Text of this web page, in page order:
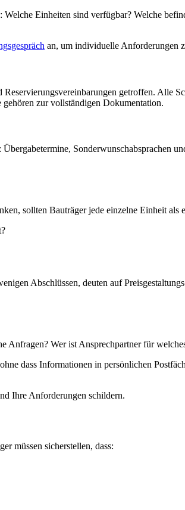
Einheiten sind verfügbar? Welche
an, um individuelle Anforderungen
getroffen. Alle
gehören zur vollständigen Dokumentation.
Sonderwunschabsprachen
sollten Bauträger jede einzelne Einheit als
Abschlüssen, deuten auf
Wer ist Ansprechpartner für
dass Informationen in persönlichen
Ihre Anforderungen schildern.
müssen sicherstellen, dass: